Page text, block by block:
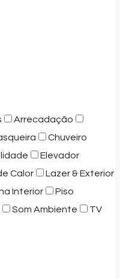
Arrecadação
Chuveiro
Elevador
Calor
Lazer & Exterior
Interior
Piso
Som Ambiente
TV